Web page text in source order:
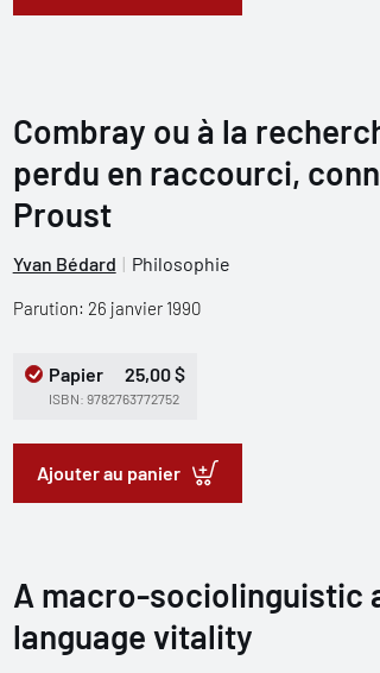
Combray ou à la
perdu en raccourci,
Proust
Yvan Bédard Philosophie
Parution: 26 janvier 1990
Papier 25,00 $
ISBN: 9782763772752
Ajouter au panier
A macro-sociolinguistic
language vitality